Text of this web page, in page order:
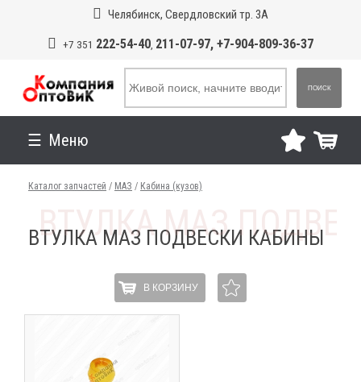
Челябинск, Свердловский тр. 3А
+7 351 222-54-40, 211-07-97, +7-904-809-36-37
ПОИСК
Меню
Каталог запчастей / МАЗ / Кабина (кузов)
ВТУЛКА МАЗ ПОДВЕСКИ КАБИНЫ
В КОРЗИНУ